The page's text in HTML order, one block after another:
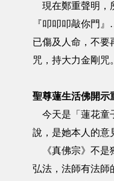
現在鄭重聲明，
『叩叩叩敲你門
已傷及人命，不要
咒，持大力金剛咒
聖尊蓮生活佛開示
今天是「蓮花童
說，是她本人的意
《真佛宗》不是
弘法，法師有法師